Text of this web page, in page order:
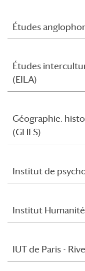
Études
Études
(EILA)
Géographie,
(GHES)
Institut de
Institut
IUT de Paris -